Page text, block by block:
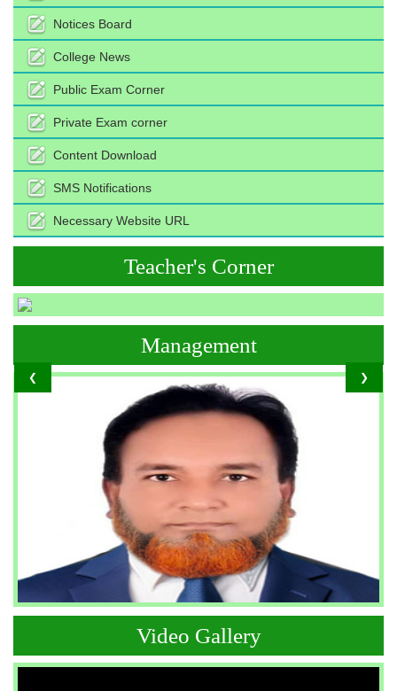
Notices Board
College News
Public Exam Corner
Private Exam corner
Content Download
SMS Notifications
Necessary Website URL
Teacher's Corner
❮ ❯
Management
Video Gallery